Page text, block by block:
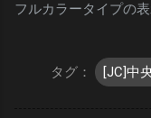
フルカラータイプの
タグ： [JC]中